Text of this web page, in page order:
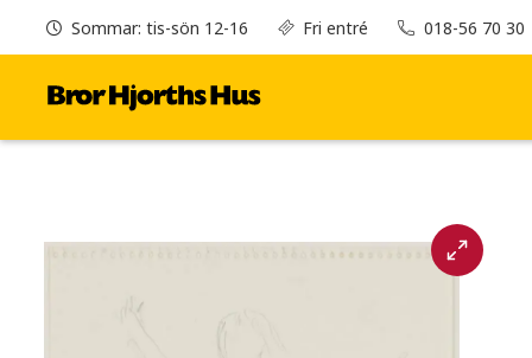
Sommar: tis-sön 12-16 Fri entré 018-56 70 30